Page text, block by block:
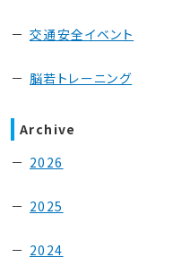
交通安全イベント
脳若トレーニング
Archive
2026
2025
2024